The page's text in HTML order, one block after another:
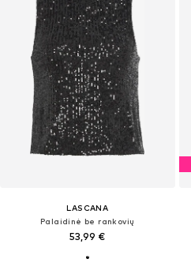
LASCANA
Palaidinė be rankovių
53,99 €